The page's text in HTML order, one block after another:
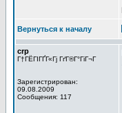
Вернуться к началу
crp
Г†ГЁГІГҐГ«Гј ГґГ®Г°ГіГ¬Г
Зарегистрирован:
09.08.2009
Сообщения: 117